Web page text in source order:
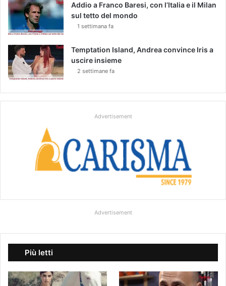
Addio a Franco Baresi, con l’Italia e il Milan
sul tetto del mondo
1 settimana fa
Temptation Island, Andrea convince Iris a
uscire insieme
2 settimane fa
Advertisement
Advertisement
Più letti